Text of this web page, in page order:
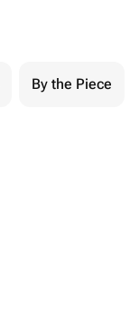
By the Piece